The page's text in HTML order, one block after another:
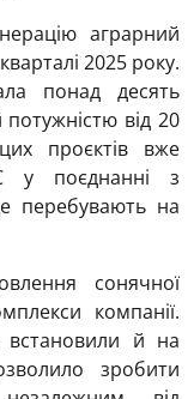
аграрний
2025 року.
понад десять
потужністю від 20
проєктів вже
у поєднанні з
перебувають на
сонячної
компанії.
й на
зробити